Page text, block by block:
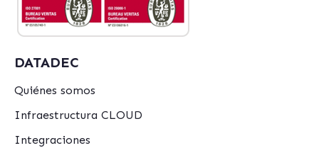
DATADEC
Quiénes somos
Infraestructura CLOUD
Integraciones